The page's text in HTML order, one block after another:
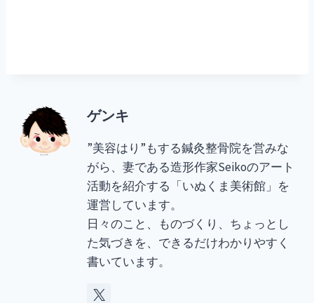
ゲンキ
”美容はり”もする鍼灸整骨院を営みな
がら、妻である造形作家Seikoのアート
活動を紹介する「いぬくま美術館」を
運営しています。
日々のこと、ものづくり、ちょっとし
た気づきを、できるだけわかりやすく
書いています。